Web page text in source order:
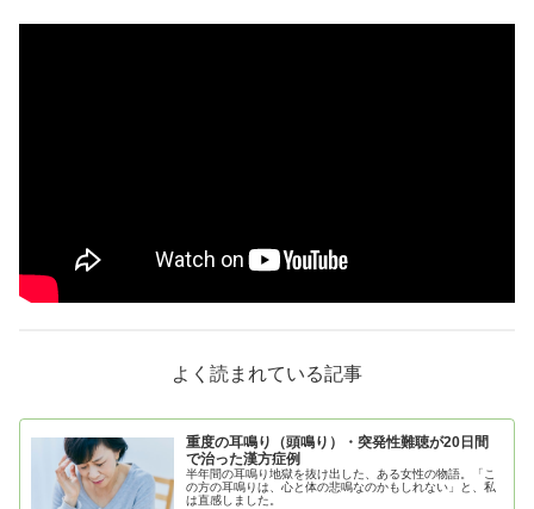
よく読まれている記事
重度の耳鳴り（頭鳴り）・突発性難聴が20日間
で治った漢方症例
半年間の耳鳴り地獄を抜け出した、ある女性の物語。「こ
の方の耳鳴りは、心と体の悲鳴なのかもしれない」と、私
は直感しました。